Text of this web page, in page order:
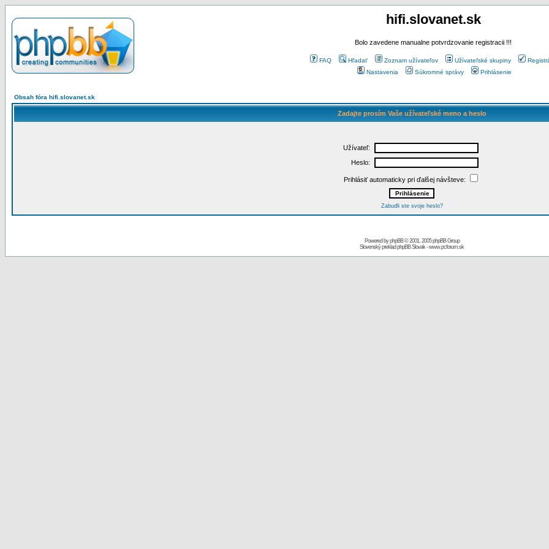
hifi.slovanet.sk
Bolo zavedene manualne potvrdzovanie registracii !!!
FAQ Hľadať Zoznam užívateľov Užívateľské skupiny
Nastavenia
Súkromné správy Prihlásenie
Obsah fóra hifi.slovanet.sk
Zadajte prosím Vaše užívateľské meno a heslo
Užívateľ:
Heslo:
Prihlásiť automaticky pri ďalšej návšteve:
Zabudli ste svoje heslo?
Powered byphpBB© 2001, 2005 phpBB Group
Slovenský preklad phpBB Slovak-www.pcforum.sk